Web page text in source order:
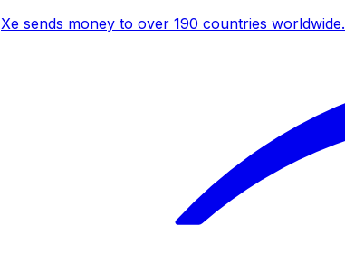
Xe sends money to over 190 countries worldwide.